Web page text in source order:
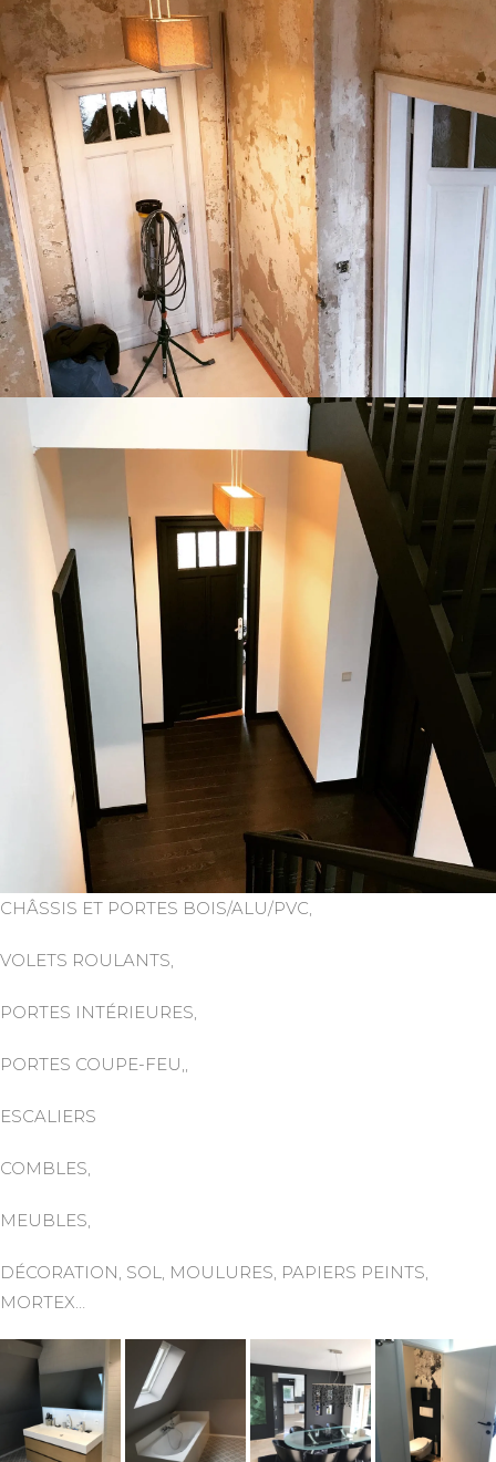
CHÂSSIS ET PORTES BOIS/ALU/PVC,
VOLETS ROULANTS,
PORTES INTÉRIEURES,
PORTES COUPE-FEU,,
ESCALIERS
COMBLES,
MEUBLES,
DÉCORATION, SOL, MOULURES, PAPIERS PEINTS,
MORTEX…